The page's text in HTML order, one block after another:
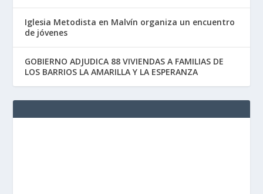
Iglesia Metodista en Malvín organiza un encuentro
de jóvenes
GOBIERNO ADJUDICA 88 VIVIENDAS A FAMILIAS DE
LOS BARRIOS LA AMARILLA Y LA ESPERANZA